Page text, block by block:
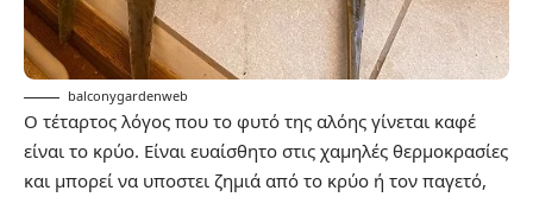
balconygardenweb
Ο τέταρτος λόγος που το φυτό της αλόης γίνεται καφέ
είναι το κρύο. Είναι ευαίσθητο στις χαμηλές θερμοκρασίες
και μπορεί να υποστει ζημιά από το κρύο ή τον παγετό,